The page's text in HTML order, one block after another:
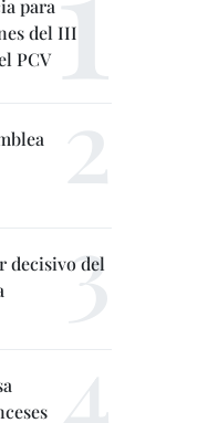
para
del III
PCV
decisivo del